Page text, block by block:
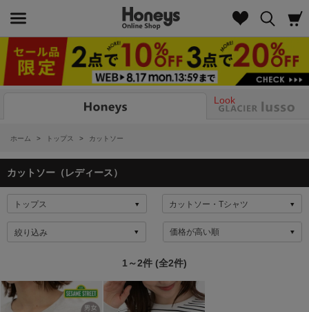
Look
ホーム > トップス > カットソー
カットソー（レディース）
絞り込み
1～2件 (全2件)